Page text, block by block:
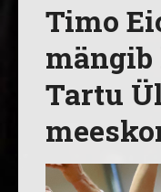
Timo
Tartu